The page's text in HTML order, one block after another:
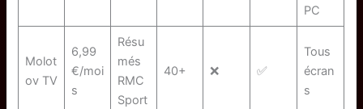
PC
Molot
ov TV
6,99
€/moi
s
Résu
més
RMC
Sport
40+ ❌ ✅
Tous
écran
s